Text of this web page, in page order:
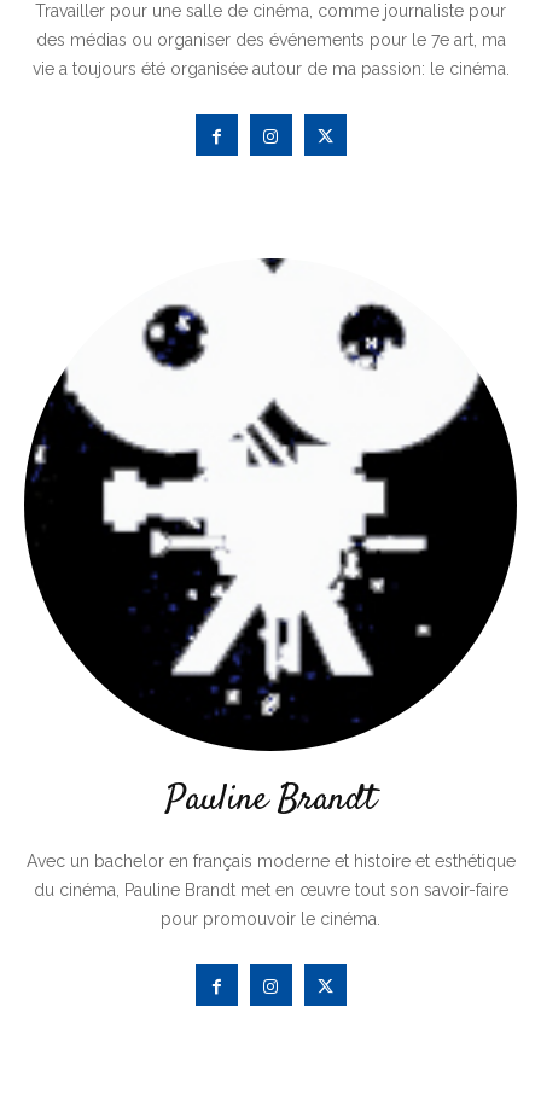
Travailler pour une salle de cinéma, comme journaliste pour
des médias ou organiser des événements pour le 7e art, ma
vie a toujours été organisée autour de ma passion: le cinéma.
Pauline Brandt
Avec un bachelor en français moderne et histoire et esthétique
du cinéma, Pauline Brandt met en œuvre tout son savoir-faire
pour promouvoir le cinéma.